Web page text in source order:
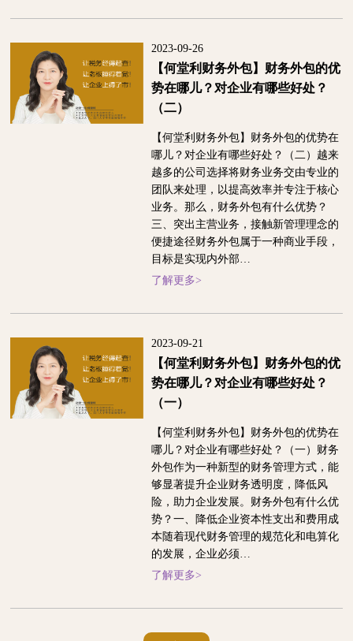
2023-09-26
【何堂利财务外包】财务外包的优
势在哪儿？对企业有哪些好处？
（二）
【何堂利财务外包】财务外包的优势在
哪儿？对企业有哪些好处？（二）越来
越多的公司选择将财务业务交由专业的
团队来处理，以提高效率并专注于核心
业务。那么，财务外包有什么优势？
三、突出主营业务，接触新管理理念的
便捷途径财务外包属于一种商业手段，
目标是实现内外部…
了解更多>
2023-09-21
【何堂利财务外包】财务外包的优
势在哪儿？对企业有哪些好处？
（一）
【何堂利财务外包】财务外包的优势在
哪儿？对企业有哪些好处？（一）财务
外包作为一种新型的财务管理方式，能
够显著提升企业财务透明度，降低风
险，助力企业发展。财务外包有什么优
势？一、降低企业资本性支出和费用成
本随着现代财务管理的规范化和电算化
的发展，企业必须…
了解更多>